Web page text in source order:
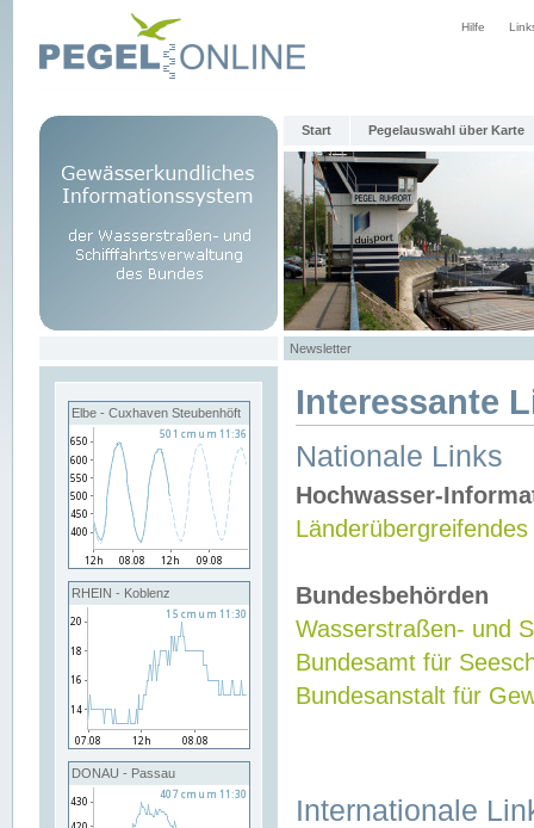
Hilfe
Start Pegelauswahl über Karte
Newsletter
Elbe - Cuxhaven Steubenhöft
RHEIN - Koblenz
DONAU - Passau
Interessante
Nationale Links
Hochwasser-
Bundesbehörden
Wasserstraßen- und
Bundesamt für
Bundesanstalt für
Internationale